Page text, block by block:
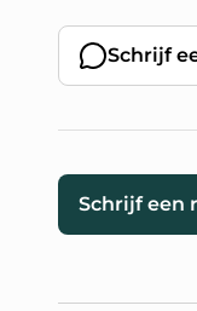
Schrijf
Schrijf een